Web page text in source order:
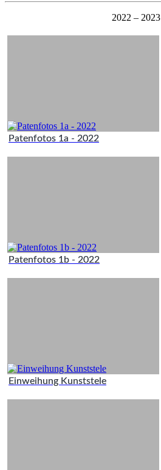
2022 – 2023
Patenfotos 1a - 2022
Patenfotos 1b - 2022
Einweihung Kunststele